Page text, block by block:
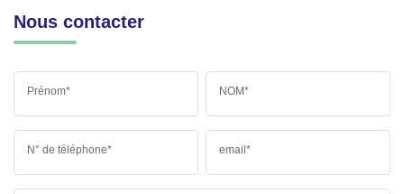
Nous contacter
Prénom* NOM*
N° de téléphone* email*